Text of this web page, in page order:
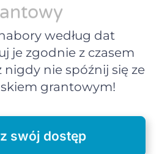
według dat
je zgodnie z czasem
nigdy nie spóźnij się ze
grantowym!
swój dostęp